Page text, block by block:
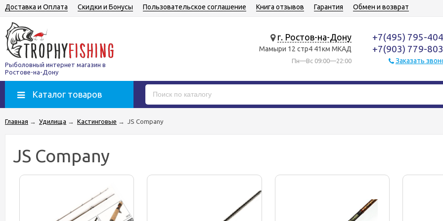
Доставка и Оплата Скидки и Бонусы Пользовательское соглашение Книга отзывов Гарантия Обмен и возврат
Рыболовный интернет магазин в
Ростове-на-Дону
г. Ростов-на-Дону
Мамыри 12 стр4 41км МКАД
Пн—Вс 09:00—22:00
+7(495) 795-
+7(903) 779-
Заказать
Каталог товаров
Главная → Удилища → Кастинговые → JS Company
JS Company